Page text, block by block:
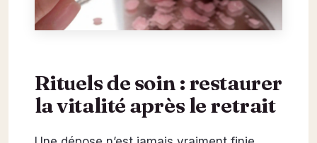
Rituels de soin : restaurer
la vitalité après le retrait